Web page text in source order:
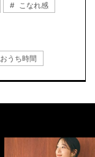
こなれ感
おうち時間